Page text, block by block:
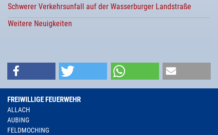
Schwerer Verkehrsunfall auf der Wasserburger Landstraße
Weitere Neuigkeiten
FREIWILLIGE FEUERWEHR
ALLACH
AUBING
FELDMOCHING